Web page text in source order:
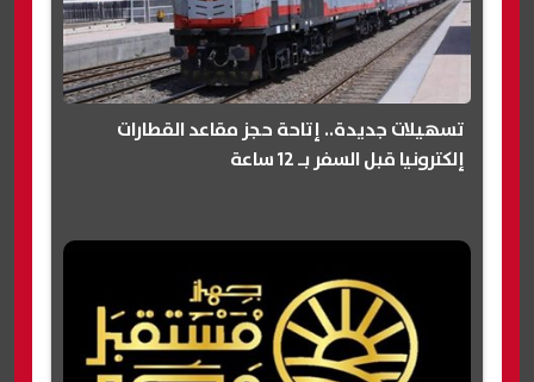
تسهيلات جديدة.. إتاحة حجز مقاعد القطارات
إلكترونيا قبل السفر بـ 12 ساعة